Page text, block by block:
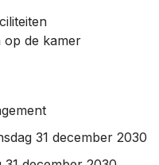
op de kamer
31 december 2030